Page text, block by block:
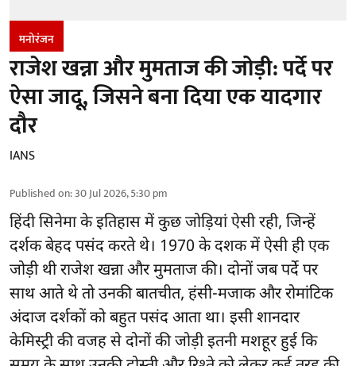
मनोरंजन
राजेश खन्ना और मुमताज की जोड़ी: पर्दे पर
ऐसा जादू, जिसने बना दिया एक यादगार
दौर
IANS
Published on:30 Jul 2026, 5:30 pm
हिंदी सिनेमा के इतिहास में कुछ जोड़ियां ऐसी रही, जिन्हें
दर्शक बेहद पसंद करते थे। 1970 के दशक में ऐसी ही एक
जोड़ी थी राजेश खन्ना और मुमताज की। दोनों जब पर्दे पर
साथ आते थे तो उनकी बातचीत, हंसी-मजाक और रोमांटिक
अंदाज दर्शकों को बहुत पसंद आता था। इसी शानदार
केमिस्ट्री की वजह से दोनों की जोड़ी इतनी मशहूर हुई कि